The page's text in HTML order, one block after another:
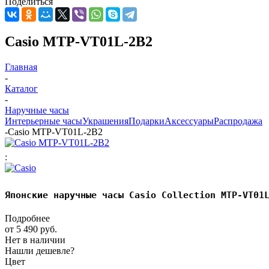
Casio MTP-VT01L-2B2
Главная
-
Каталог
-
Наручные часы
Интерьерные часыУкрашенияПодаркиАксессуарыРаспродажа
-Casio MTP-VT01L-2B2
:
Японские наручные часы Casio Collection MTP-
Подробнее
от 5 490 руб.
Нет в наличии
Нашли дешевле?
Цвет